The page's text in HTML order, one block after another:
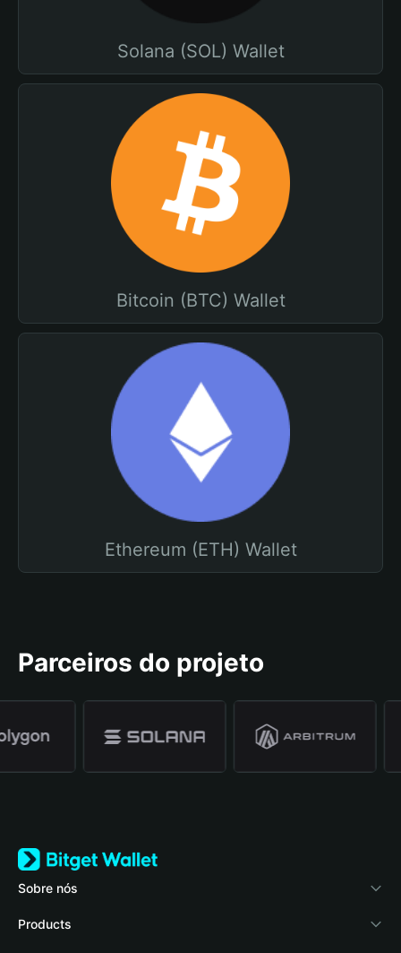
Solana (SOL) Wallet
Bitcoin (BTC) Wallet
Ethereum (ETH) Wallet
Parceiros do projeto
Sobre nós
Bitget Wallet
Products